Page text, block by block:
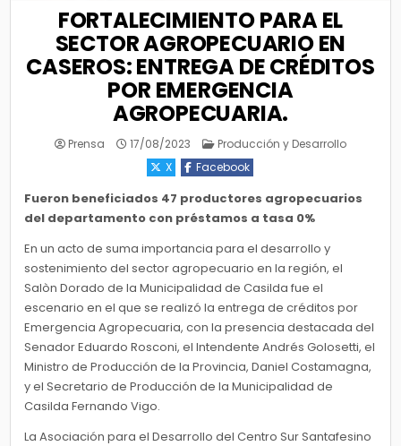
FORTALECIMIENTO PARA EL
SECTOR AGROPECUARIO EN
CASEROS: ENTREGA DE CRÉDITOS
POR EMERGENCIA
AGROPECUARIA.
Prensa 17/08/2023 Posted
Producción y Desarrollo
X
Facebook
Fueron beneficiados 47 productores agropecuarios
del departamento con préstamos a tasa 0%
En un acto de suma importancia para el desarrollo y
sostenimiento del sector agropecuario en la región, el
Salòn Dorado de la Municipalidad de Casilda fue el
escenario en el que se realizó la entrega de créditos por
Emergencia Agropecuaria, con la presencia destacada del
Senador Eduardo Rosconi, el Intendente Andrés Golosetti, el
Ministro de Producción de la Provincia, Daniel Costamagna,
y el Secretario de Producción de la Municipalidad de
Casilda Fernando Vigo.
La Asociación para el Desarrollo del Centro Sur Santafesino